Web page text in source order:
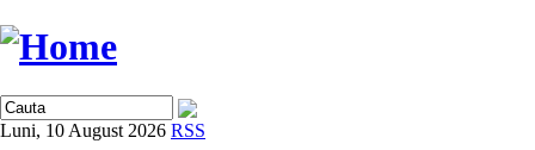
Luni, 10 August 2026 RSS